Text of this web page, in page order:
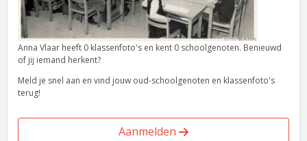
Anna Vlaar heeft 0 klassenfoto's en kent 0 schoolgenoten. Benieuwd
of jij iemand herkent?
Meld je snel aan en vind jouw oud-schoolgenoten en klassenfoto's
terug!
Aanmelden